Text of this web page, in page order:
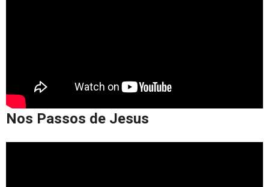
Nos Passos de Jesus